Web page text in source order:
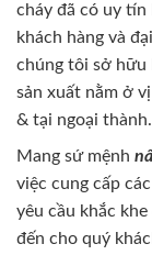
cháy đã có uy tín
khách hàng và
chúng tôi sở hữu
sản xuất nằm ở
& tại ngoại thành.
Mang sứ mệnh
việc cung cấp
yêu cầu khắc
đến cho quý